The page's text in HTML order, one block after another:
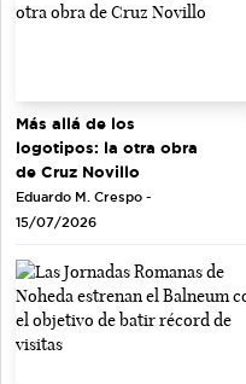
Más allá de los
logotipos: la otra obra
de Cruz Novillo
Eduardo M. Crespo -
15/07/2026